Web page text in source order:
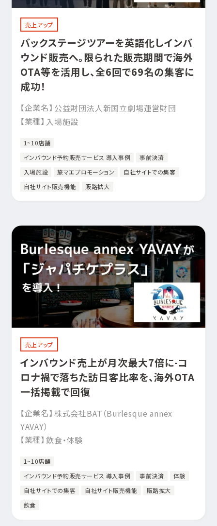
売上アップ
バックステージツアーを英語化しインバ
ウンド販売へ。限られた販売期間で海外
OTA等を活用し、全6回で69名の集客に
成功！
【企業名】 公益財団法人新国立劇場運営財団
【業種】 入場施設
1~10店舗
インバウンド予約販売サービス 導入事例
事前決済
入場施設
旅マエプロモーション
自社サイトでの集客
自社サイト販売機能
販路拡大
売上アップ
インバウンド売上が月次最大7倍に-コ
ロナ禍で落ちた訪日客比率を、海外OTA
一括掲載で回復
【企業名】 株式会社BAT（Burlesque annex
YAVAY）
【業種】 飲食・体験
1~10店舗
インバウンド予約販売サービス 導入事例
事前決済
体験
自社サイトでの集客
自社サイト販売機能
販路拡大
飲食